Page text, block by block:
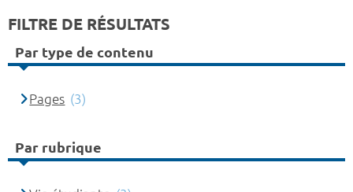
FILTRE DE RÉSULTATS
Par type de contenu
Pages (3)
Par rubrique